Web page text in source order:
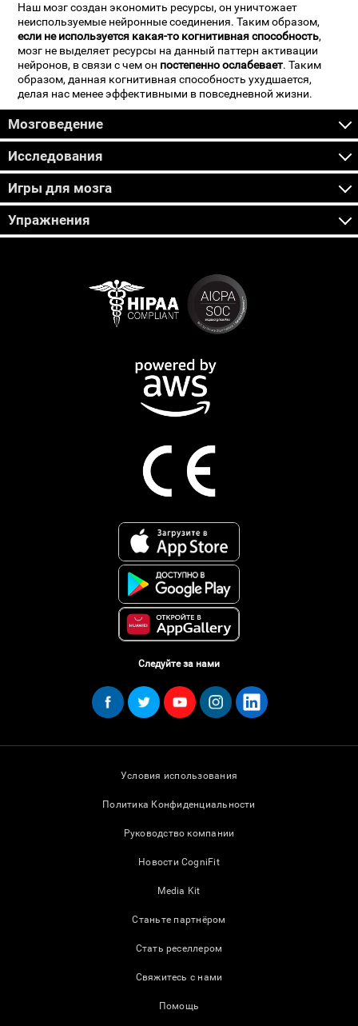
Наш мозг создан экономить ресурсы, он уничтожает
неиспользуемые нейронные соединения. Таким образом,
если не используется какая-то когнитивная способность,
мозг не выделяет ресурсы на данный паттерн активации
нейронов, в связи с чем он постепенно ослабевает. Таким
образом, данная когнитивная способность ухудшается,
делая нас менее эффективными в повседневной жизни.
Мозговедение
Исследования
Игры для мозга
Упражнения
Следуйте за нами
Условия использования
Политика Конфиденциальности
Руководство компании
Новости CogniFit
Media Kit
Станьте партнёром
Стать реселлером
Свяжитесь с нами
Помощь